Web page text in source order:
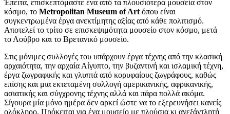
Έπειτα, επισκεπτόμαστε ένα από τα πλουσιότερα μουσεία στον
κόσμο, το Metropolitan Museum of Art όπου είναι
συγκεντρωμένα έργα ανεκτίμητης αξίας από κάθε πολιτισμό.
Αποτελεί το τρίτο σε επισκεψιμότητα μουσείο στον κόσμο, μετά
το Λούβρο και το Βρετανικό μουσείο.
Στις μόνιμες συλλογές του υπάρχουν έργα τέχνης από την κλασική
αρχαιότητα, την αρχαία Αίγυπτο, την βυζαντινή και ισλαμική τέχνη,
έργα ζωγραφικής και γλυπτά από κορυφαίους ζωγράφους, καθώς
επίσης και μια εκτεταμένη συλλογή αμερικανικής, αφρικανικής,
ασιατικής και σύγχρονης τέχνης αλλά και πάρα πολλά ακόμα.
Σίγουρα μία μόνο ημέρα δεν αρκεί ώστε να το εξερευνήσει κανείς
ολόκληρο. Πρόκειται για ένα μουσείο με πλούσια κι ανεξάντλητή